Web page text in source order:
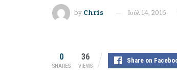
by Chris Ιούλ 14, 2016
0
SHARES
36
VIEWS
Share on